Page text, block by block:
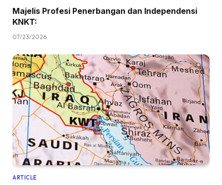
Majelis Profesi Penerbangan dan Independensi
KNKT:
07/23/2026
ARTICLE